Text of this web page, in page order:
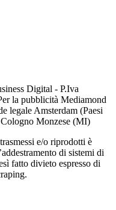
Digital - P.Iva
la pubblicità Mediamond
legale Amsterdam (Paesi
Monzese (MI)
e/o riprodotti è
di sistemi di
fatto divieto espresso di